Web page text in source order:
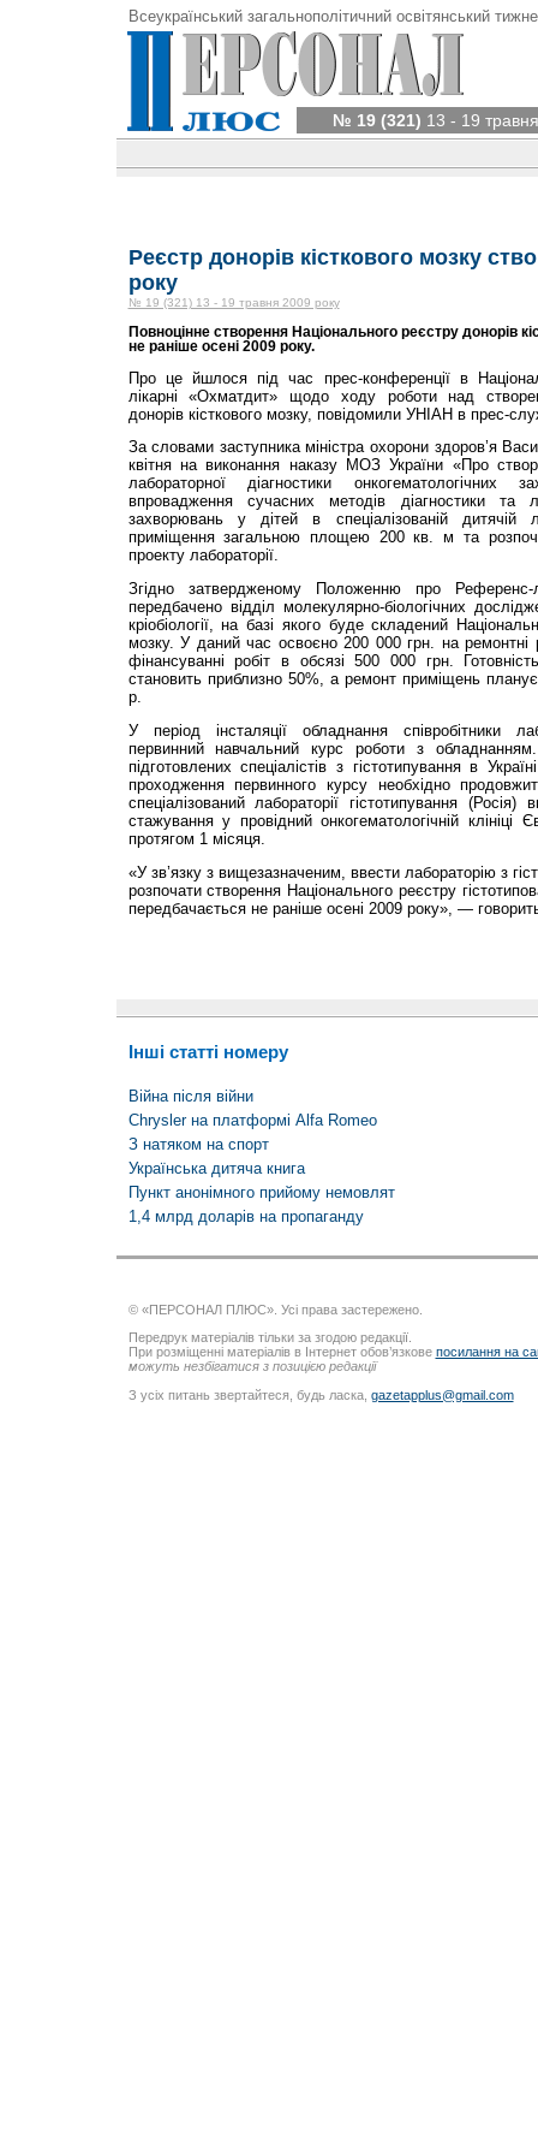
Всеукраїнський загальнополітичний освітянський
№ 19 (321) 13 - 19
Реєстр донорів кісткового мозку
року
№ 19 (321) 13 - 19 травня 2009 року
Повноцінне створення Національного реєстру донорів
не раніше осені 2009 року.
Про це йшлося під час прес-конференції в
лікарні «Охматдит» щодо ходу роботи над
донорів кісткового мозку, повідомили УНІАН в прес-
За словами заступника міністра охорони здоров’я
квітня на виконання наказу МОЗ України «Про
лабораторної діагностики
впровадження сучасних методів діагностики та
захворювань у дітей в спеціалізованій дитячій
приміщення загальною площею 200 кв. м та
проекту лабораторії.
Згідно затвердженому Положенню про Референс-
передбачено відділ молекулярно-біологічних
кріобіології, на базі якого буде складений
мозку. У даний час освоєно 200 000 грн. на ремонтні
фінансуванні робіт в обсязі 500 000 грн.
становить приблизно 50%, а ремонт приміщень
р.
У період інсталяції обладнання співробітники
первинний навчальний курс роботи з обладнанням.
підготовлених спеціалістів з гістотипування в
проходження первинного курсу необхідно
спеціалізований лабораторії гістотипування
стажування у провідний онкогематологічній клініці
протягом 1 місяця.
«У зв’язку з вищезазначеним, ввести лабораторію з
розпочати створення Національного реєстру
передбачається не раніше осені 2009 року», —
Інші статті номеру
Війна після війни
Chrysler на платформі Alfa Romeo
З натяком на спорт
Українська дитяча книга
Пункт анонімного прийому немовлят
1,4 млрд доларів на пропаганду
© «ПЕРСОНАЛ ПЛЮС». Усі права застережено.
Передрук матеріалів тільки за згодою редакції.
При розміщенні матеріалів в Інтернет обов’язкове посилання на
можуть незбігатися з позицією редакції
З усіх питань звертайтеся, будь ласка, gazetapplus@gmail.com